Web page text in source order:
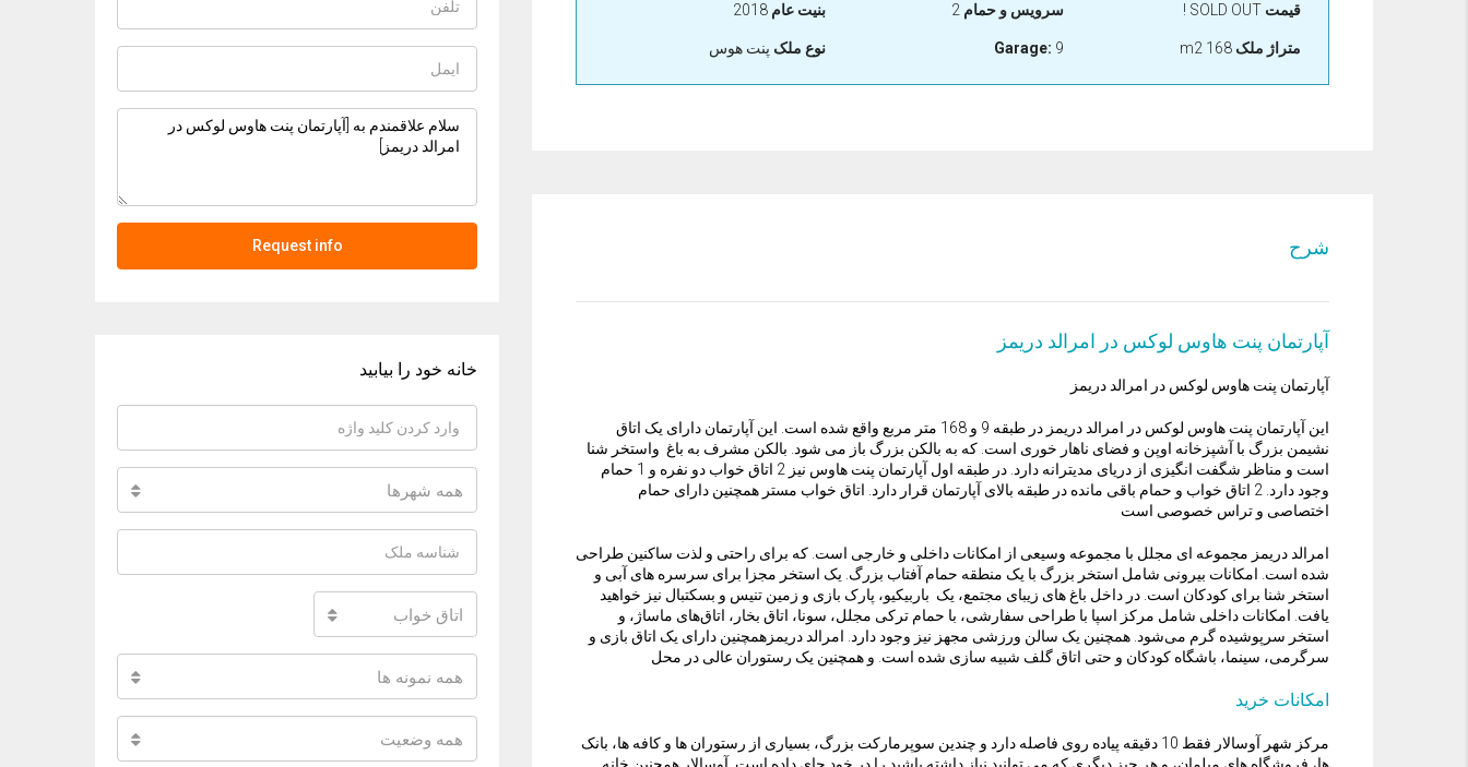
قیمت SOLD OUT !
متراژ ملک
سرویس و حمام 2
Garage: 9
بنيت عام
نوع ملک پنت هوس
شرح
آپارتمان پنت هاوس لوکس در امرالد دریمز
آپارتمان پنت هاوس لوکس در امرالد دریمز
این آپارتمان پنت هاوس لوکس در امرالد دریمز در طبقه 9 و 168 متر مربع واقع شده است. این آپارتمان دارای یک اتاق
نشیمن بزرگ با آشپزخانه اوپن و فضای ناهار خوری است. که به بالکن بزرگ باز می شود. بالکن مشرف به باغ واستخر شنا
است و مناظر شگفت انگیزی از دریای مدیترانه دارد. در طبقه اول آپارتمان پنت هاوس نیز 2 اتاق خواب دو نفره و 1 حمام
وجود دارد. 2 اتاق خواب و حمام باقی مانده در طبقه بالای آپارتمان قرار دارد. اتاق خواب مستر همچنین دارای حمام
اختصاصی و تراس خصوصی است
امرالد دریمز مجموعه ای مجلل با مجموعه وسیعی از امکانات داخلی و خارجی است. که برای راحتی و لذت ساکنین طراحی
شده است. امکانات بیرونی شامل استخر بزرگ با یک منطقه حمام آفتاب بزرگ. یک استخر مجزا برای سرسره های آبی و
استخر شنا برای کودکان است. در داخل باغ های زیبای مجتمع، یک باربیکیو، پارک بازی و زمین تنیس و بسکتبال نیز خواهید
یافت. امکانات داخلی شامل مرکز اسپا با طراحی سفارشی، با حمام ترکی مجلل، سونا، اتاق بخار، اتاق‌های ماساژ، و
استخر سرپوشیده گرم می‌شود. همچنین یک سالن ورزشی مجهز نیز وجود دارد. امرالد دریمزهمچنین دارای یک اتاق بازی و
سرگرمی، سینما، باشگاه کودکان و حتی اتاق گلف شبیه سازی شده است. و همچنین یک رستوران عالی در محل
امکانات خرید
مرکز شهر آوسالار فقط 10 دقیقه پیاده روی فاصله دارد و چندین سوپرمارکت بزرگ، بسیاری از رستوران ها و کافه ها، بانک
Request info
خانه خود را بیابید
همه شهرها
اتاق خواب
همه نمونه ها
همه وضعیت